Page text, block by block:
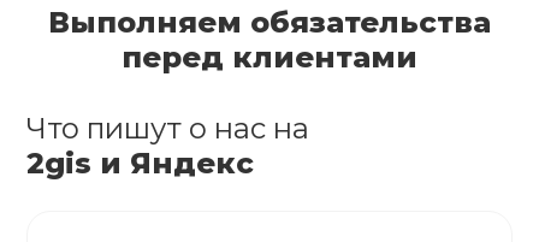
Выполняем обязательства
перед клиентами
Что пишут о нас на
2gis и Яндекс